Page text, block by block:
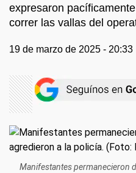
expresaron
correr las vallas del
19 de marzo de 2025 - 20:33
Manifestantes permanecieron